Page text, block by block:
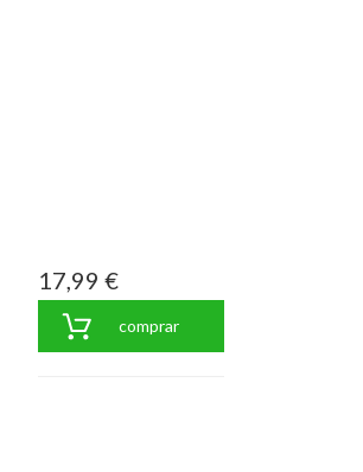
17,99 €
comprar